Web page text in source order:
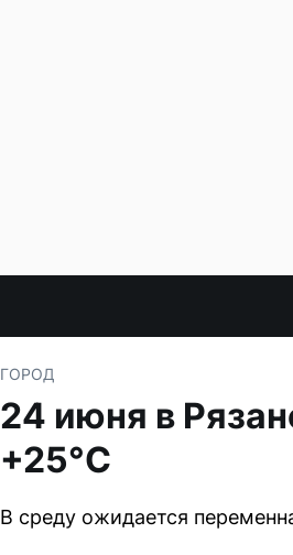
ГОРОД
24 июня в
+25°C
В среду ожидается